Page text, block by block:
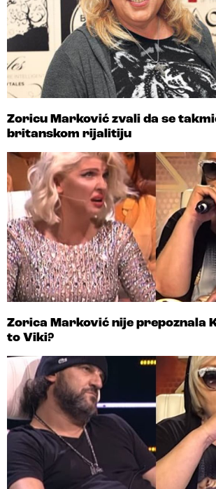
Zoricu Marković zvali da se
britanskom rijalitiju
Zorica Marković nije prepoznala
to Viki?